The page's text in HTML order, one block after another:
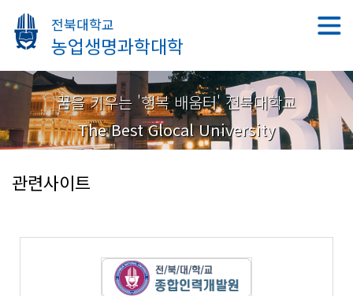
전북대학교
농업생명과학대학
꿈을 키우는 '행복 배움터' 전북대학교
The Best Glocal University
관련사이트